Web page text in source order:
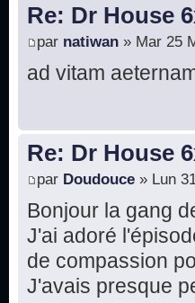
Re: Dr House
par natiwan » Mar 25
ad vitam
Re: Dr House
par Doudouce » Lun
Bonjour la gang
J'ai adoré
de compassion
J'avais presque